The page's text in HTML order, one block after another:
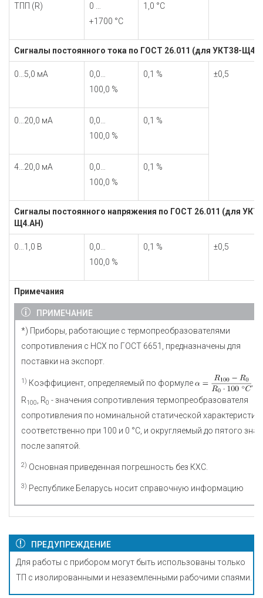
TПП (R)
0 …
+1700 °С
1,0 °С
Сигналы постоянного тока по ГОСТ 26.011 (для УКТ38-
0…5,0 мА
0,0…
100,0 %
0,1 % ±0,5
0…20,0 мА
0,0…
100,0 %
0,1 %
4…20,0 мА
0,0…
100,0 %
0,1 %
Сигналы постоянного напряжения по ГОСТ 26.011 (для
Щ4.АН)
0…1,0 В
0,0…
100,0 %
0,1 % ±0,5
Примечания
ПРИМЕЧАНИЕ
*) Приборы, работающие с термопреобразователями
сопротивления с НСХ по ГОСТ 6651, предназначены для
поставки на экспорт.
1) Коэффициент, определяемый по формуле
,
R100, R0 - значения сопротивления термопреобразователя
сопротивления по номинальной статической
соответственно при 100 и 0 °С, и округляемый до пятого
после запятой.
2) Основная приведенная погрешность без КХС.
3) Республике Беларусь носит справочную информацию
ПРЕДУПРЕЖДЕНИЕ
Для работы с прибором могут быть использованы только
ТП с изолированными и незаземленными рабочими спаями.